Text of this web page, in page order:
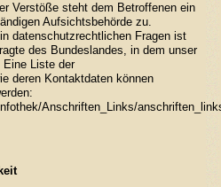
Verstöße steht dem Betroffenen ein
Aufsichtsbehörde zu.
datenschutzrechtlichen Fragen ist
des Bundeslandes, in dem unser
Eine Liste der
deren Kontaktdaten können
Anschriften_Links/